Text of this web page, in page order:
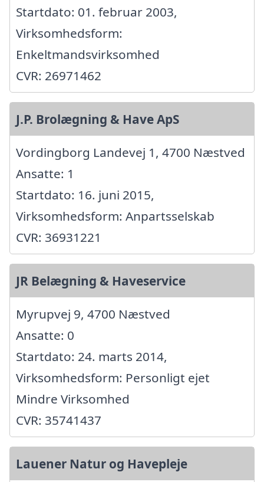
Startdato: 01. februar 2003,
Virksomhedsform:
Enkeltmandsvirksomhed
CVR: 26971462
J.P. Brolægning & Have ApS
Vordingborg Landevej 1, 4700 Næstved
Ansatte: 1
Startdato: 16. juni 2015,
Virksomhedsform: Anpartsselskab
CVR: 36931221
JR Belægning & Haveservice
Myrupvej 9, 4700 Næstved
Ansatte: 0
Startdato: 24. marts 2014,
Virksomhedsform: Personligt ejet
Mindre Virksomhed
CVR: 35741437
Lauener Natur og Havepleje